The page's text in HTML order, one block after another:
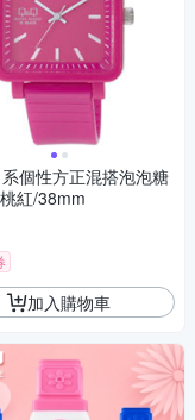
個性方正混搭泡泡糖
紅/38mm
加入購物車